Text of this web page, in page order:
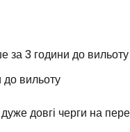
за 3 години до вильоту
до вильоту
довгі черги на